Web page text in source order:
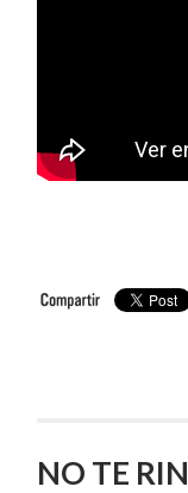
NO TE